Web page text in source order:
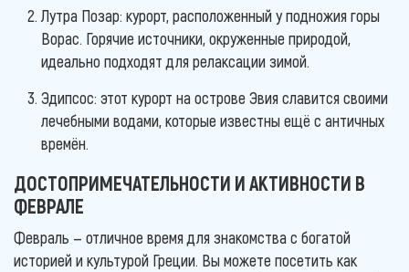
Лутра Позар: курорт, расположенный у подножия горы
Ворас. Горячие источники, окруженные природой,
идеально подходят для релаксации зимой.
Эдипсос: этот курорт на острове Эвия славится своими
лечебными водами, которые известны ещё с античных
времён.
ДОСТОПРИМЕЧАТЕЛЬНОСТИ И АКТИВНОСТИ В
ФЕВРАЛЕ
Февраль — отличное время для знакомства с богатой
историей и культурой Греции. Вы можете посетить как